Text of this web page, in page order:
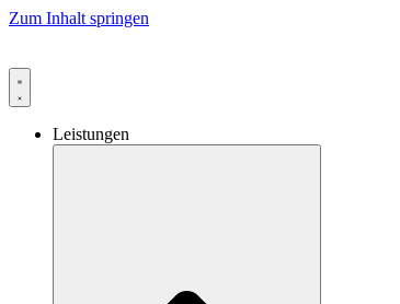
Zum Inhalt springen
Leistungen